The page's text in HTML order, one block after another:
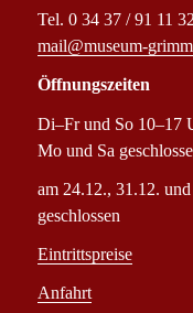
Tel. 0 34 37 / 91 11 32
mail@museum-
Öffnungszeiten
Di–Fr und So 10–17
Mo und Sa
am 24.12., 31.12.
geschlossen
Eintrittspreise
Anfahrt